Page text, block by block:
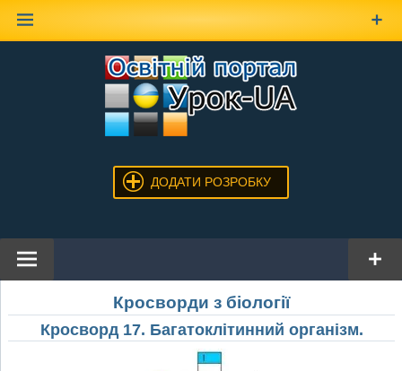
ДОДАТИ РОЗРОБКУ
Кросворди з біології
Кросворд 17. Багатоклітинний організм.